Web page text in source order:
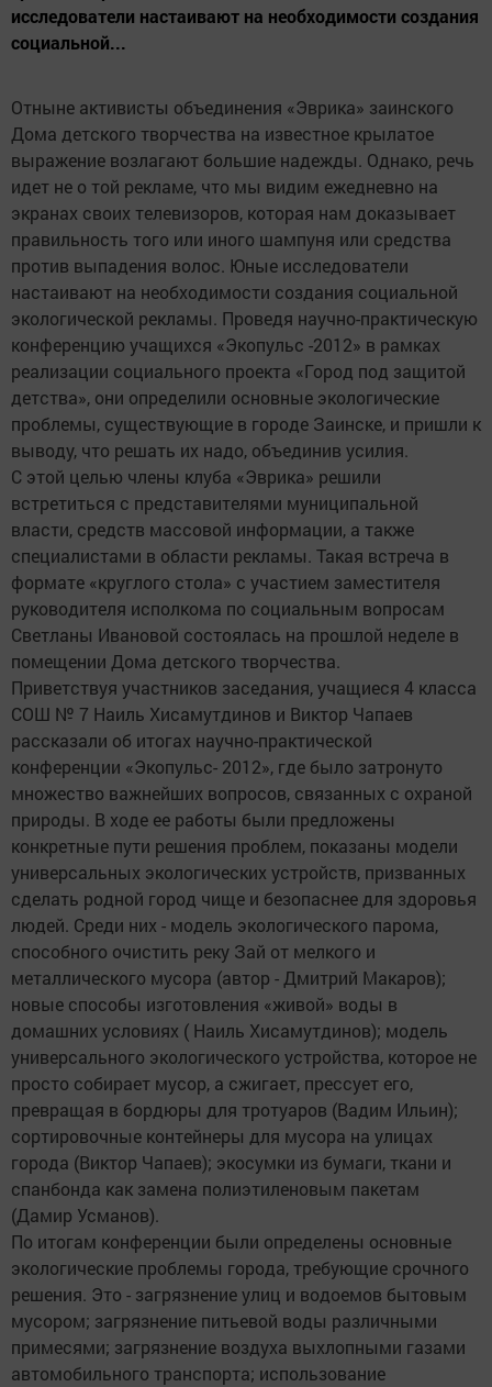
исследователи настаивают на необходимости создания
социальной...
Отныне активисты объединения «Эврика» заинского
Дома детского творчества на известное крылатое
выражение возлагают большие надежды. Однако, речь
идет не о той рекламе, что мы видим ежедневно на
экранах своих телевизоров, которая нам доказывает
правильность того или иного шампуня или средства
против выпадения волос. Юные исследователи
настаивают на необходимости создания социальной
экологической рекламы. Проведя научно-практическую
конференцию учащихся «Экопульс -2012» в рамках
реализации социального проекта «Город под защитой
детства», они определили основные экологические
проблемы, существующие в городе Заинске, и пришли к
выводу, что решать их надо, объединив усилия.
С этой целью члены клуба «Эврика» решили
встретиться с представителями муниципальной
власти, средств массовой информации, а также
специалистами в области рекламы. Такая встреча в
формате «круглого стола» с участием заместителя
руководителя исполкома по социальным вопросам
Светланы Ивановой состоялась на прошлой неделе в
помещении Дома детского творчества.
Приветствуя участников заседания, учащиеся 4 класса
СОШ № 7 Наиль Хисамутдинов и Виктор Чапаев
рассказали об итогах научно-практической
конференции «Экопульс- 2012», где было затронуто
множество важнейших вопросов, связанных с охраной
природы. В ходе ее работы были предложены
конкретные пути решения проблем, показаны модели
универсальных экологических устройств, призванных
сделать родной город чище и безопаснее для здоровья
людей. Среди них - модель экологического парома,
способного очистить реку Зай от мелкого и
металлического мусора (автор - Дмитрий Макаров);
новые способы изготовления «живой» воды в
домашних условиях ( Наиль Хисамутдинов); модель
универсального экологического устройства, которое не
просто собирает мусор, а сжигает, прессует его,
превращая в бордюры для тротуаров (Вадим Ильин);
сортировочные контейнеры для мусора на улицах
города (Виктор Чапаев); экосумки из бумаги, ткани и
спанбонда как замена полиэтиленовым пакетам
(Дамир Усманов).
По итогам конференции были определены основные
экологические проблемы города, требующие срочного
решения. Это - загрязнение улиц и водоемов бытовым
мусором; загрязнение питьевой воды различными
примесями; загрязнение воздуха выхлопными газами
автомобильного транспорта; использование